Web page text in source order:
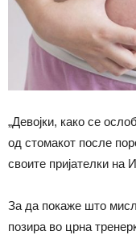
„Девојки, како се
од стомакот после
своите пријателки на
За да покаже што
позира во црна